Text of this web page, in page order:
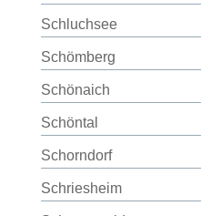
Schluchsee
Schömberg
Schönaich
Schöntal
Schorndorf
Schriesheim